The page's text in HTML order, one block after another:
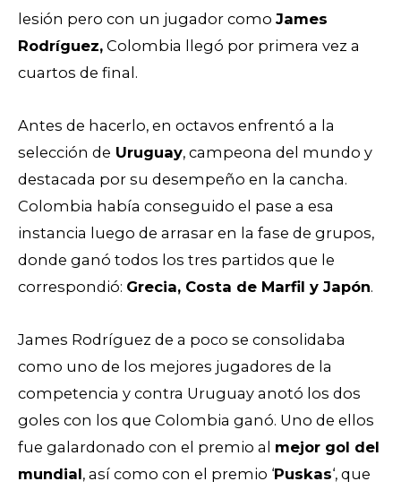
lesión pero con un jugador como James
Rodríguez, Colombia llegó por primera vez a
cuartos de final.
Antes de hacerlo, en octavos enfrentó a la
selección de Uruguay, campeona del mundo y
destacada por su desempeño en la cancha.
Colombia había conseguido el pase a esa
instancia luego de arrasar en la fase de grupos,
donde ganó todos los tres partidos que le
correspondió: Grecia, Costa de Marfil y Japón.
James Rodríguez de a poco se consolidaba
como uno de los mejores jugadores de la
competencia y contra Uruguay anotó los dos
goles con los que Colombia ganó. Uno de ellos
fue galardonado con el premio al mejor gol del
mundial, así como con el premio ‘Puskas‘, que